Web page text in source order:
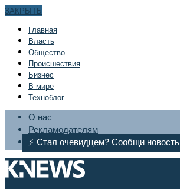
ЗАКРЫТЬ
Главная
Bласть
Общество
Происшествия
Бизнес
В мире
Техноблог
О нас
Рекламодателям
⚡ Стал очевидцем? Сообщи новость